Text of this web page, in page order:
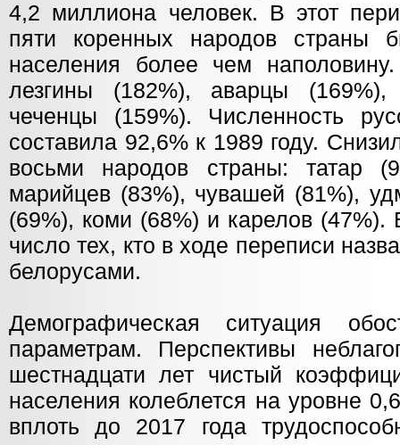
4,2 миллиона человек. В этот
пяти коренных народов страны
населения более чем
лезгины (182%), аварцы
чеченцы (159%). Численность
составила 92,6% к 1989 году.
восьми народов страны: татар
марийцев (83%), чувашей (81%),
(69%), коми (68%) и карелов
число тех, кто в ходе переписи
белорусами.
Демографическая ситуация
параметрам. Перспективы
шестнадцати лет чистый
населения колеблется на уровне
вплоть до 2017 года